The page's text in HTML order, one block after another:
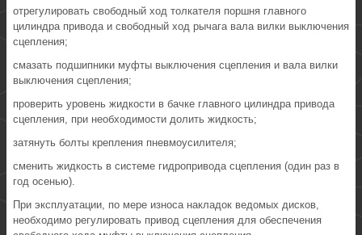
отрегулировать свободный ход толкателя поршня главного
цилиндра привода и свободный ход рычага вала вилки выключения
сцепления;
смазать подшипники муфты выключения сцепления и вала вилки
выключения сцепления;
проверить уровень жидкости в бачке главного цилиндра привода
сцепления, при необходимости долить жидкость;
затянуть болты крепления пневмоусилителя;
сменить жидкость в системе гидропривода сцепления (один раз в
год осенью).
При эксплуатации, по мере износа накладок ведомых дисков,
необходимо регулировать привод сцепления для обеспечения